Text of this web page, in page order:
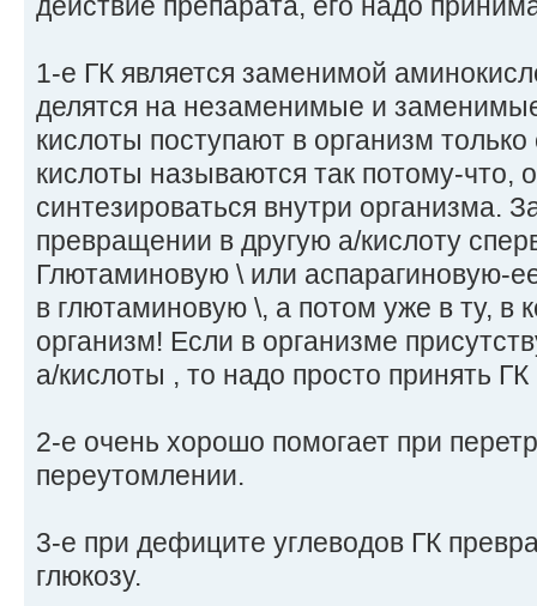
1-е ГК является заменимой
делятся на незаменимые и
кислоты поступают в организм
кислоты называются так потому-что,
синтезироваться внутри организма.
превращении в другую а/кислоту
Глютаминовую \ или аспарагиновую-
в глютаминовую \, а потом уже в ту, в
организм! Если в организме
а/кислоты , то надо просто принять
2-е очень хорошо помогает при
переутомлении.
3-е при дефиците углеводов ГК
глюкозу.